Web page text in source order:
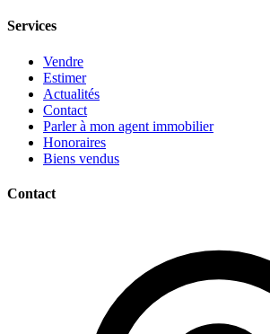
Services
Vendre
Estimer
Actualités
Contact
Parler à mon agent immobilier
Honoraires
Biens vendus
Contact